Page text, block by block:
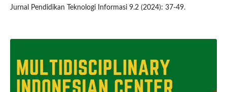
Jurnal Pendidikan Teknologi Informasi 9.2 (2024): 37-49.